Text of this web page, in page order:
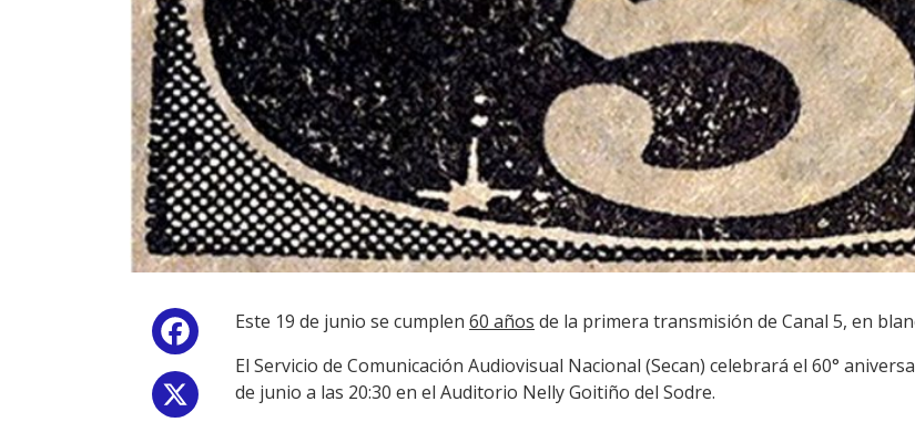
Facebook
Este 19 de junio se cumplen 60 años de la primera transmisión de Canal 5, en
El Servicio de Comunicación Audiovisual Nacional (Secan) celebrará el 60°
de junio a las 20:30 en el Auditorio Nelly Goitiño del Sodre.